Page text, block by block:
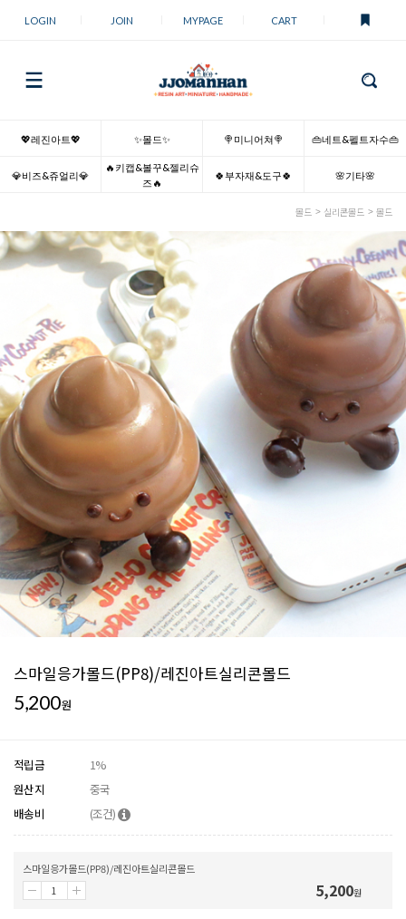
LOGIN JOIN MYPAGE CART
💖레진아트💖 ✨몰드✨ 🍭미니어쳐🍭 👜네트&펠트자수👜
💎비즈&쥬얼리💎
🔥키캡&볼꾸&젤리슈
즈🔥
🍀부자재&도구🍀 🌸기타🌸
몰드 실리콘몰드 몰드
스마일응가몰드(PP8)/레진아트실리콘몰드
5,200원
적립금
1%
원산지
중국
배송비
(조건)
스마일응가몰드(PP8)/레진아트실리콘몰드
5,200원